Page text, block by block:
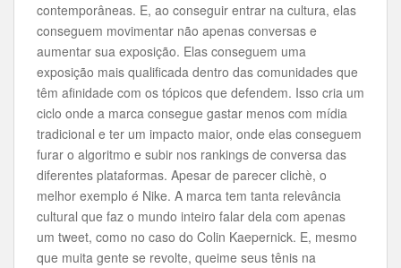
contemporâneas. E, ao conseguir entrar na cultura, elas
conseguem movimentar não apenas conversas e
aumentar sua exposição. Elas conseguem uma
exposição mais qualificada dentro das comunidades que
têm afinidade com os tópicos que defendem. Isso cria um
ciclo onde a marca consegue gastar menos com mídia
tradicional e ter um impacto maior, onde elas conseguem
furar o algoritmo e subir nos rankings de conversa das
diferentes plataformas. Apesar de parecer clichè, o
melhor exemplo é Nike. A marca tem tanta relevância
cultural que faz o mundo inteiro falar dela com apenas
um tweet, como no caso do Colin Kaepernick. E, mesmo
que muita gente se revolte, queime seus tênis na